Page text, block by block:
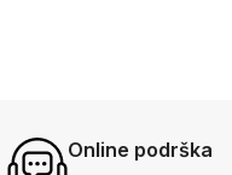
Online podrška